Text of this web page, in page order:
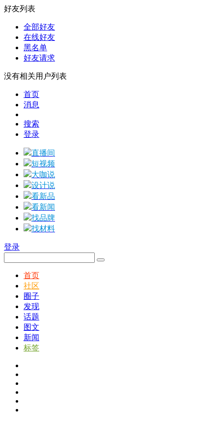
好友列表
全部好友
在线好友
黑名单
好友请求
没有相关用户列表
首页
消息
搜索
登录
直播间
短视频
大咖说
设计说
看新品
看新闻
找品牌
找材料
登录
首页
社区
圈子
发现
话题
图文
新闻
标签